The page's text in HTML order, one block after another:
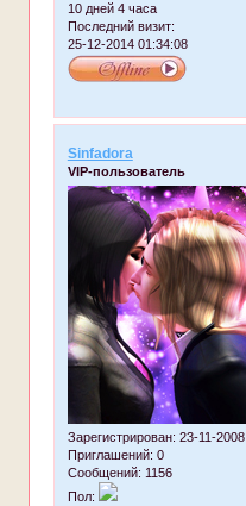
10 дней 4 часа
Последний визит:
25-12-2014 01:34:08
Sinfadora
VIP-пользователь
Зарегистрирован: 23-11-2008
Приглашений: 0
Сообщений: 1156
Пол: